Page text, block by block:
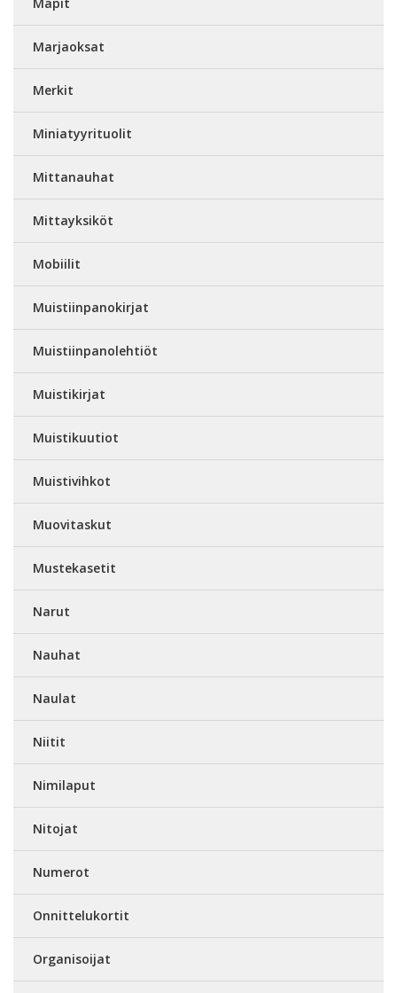
Marjaoksat
Merkit
Miniatyyrituolit
Mittanauhat
Mittayksiköt
Mobiilit
Muistiinpanokirjat
Muistiinpanolehtiöt
Muistikirjat
Muistikuutiot
Muistivihkot
Muovitaskut
Mustekasetit
Narut
Nauhat
Naulat
Niitit
Nimilaput
Nitojat
Numerot
Onnittelukortit
Organisoijat